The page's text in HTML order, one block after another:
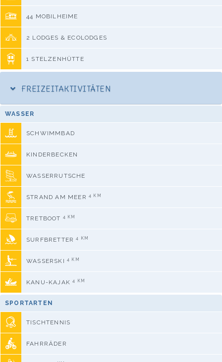
44 MOBILHEIME
2 LODGES & ECOLODGES
1 STELZENHÜTTE
FREIZEITAKTIVITÄTEN
WASSER
SCHWIMMBAD
KINDERBECKEN
WASSERRUTSCHE
STRAND AM MEER 4 KM
TRETBOOT 4 KM
SURFBRETTER4 KM
WASSERSKI 4 KM
KANU-KAJAK4 KM
SPORTARTEN
TISCHTENNIS
FAHRRÄDER